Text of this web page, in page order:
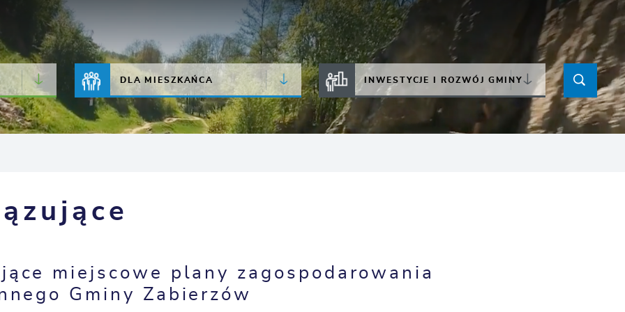
JAKOŚĆ POWIETRZA
DLA MIESZKAŃCA INWESTYCJE I ROZWÓJ GMINY
miejscowe plany zagospodarowania
Gminy Zabierzów